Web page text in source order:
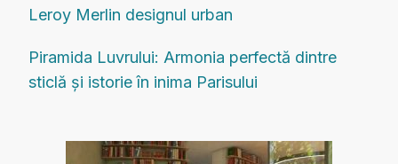
Leroy Merlin designul urban
Piramida Luvrului: Armonia perfectă dintre
sticlă și istorie în inima Parisului